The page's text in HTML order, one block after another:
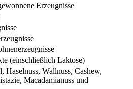
Erzeugnisse
(einschließlich Laktose)
Haselnuss, Wallnuss, Cashew,
Macadamianuss und